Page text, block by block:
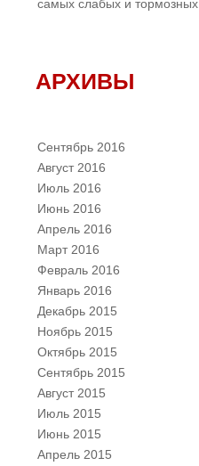
самых слабых и тормозных
АРХИВЫ
Сентябрь 2016
Август 2016
Июль 2016
Июнь 2016
Апрель 2016
Март 2016
Февраль 2016
Январь 2016
Декабрь 2015
Ноябрь 2015
Октябрь 2015
Сентябрь 2015
Август 2015
Июль 2015
Июнь 2015
Апрель 2015